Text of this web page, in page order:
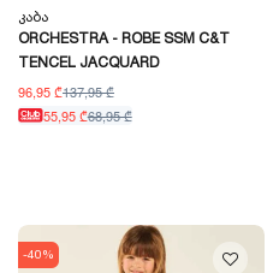
Კაბა
ORCHESTRA - ROBE SSM C&T
TENCEL JACQUARD
96,95 ₾137,95 ₾
55,95 ₾68,95 ₾
-40%